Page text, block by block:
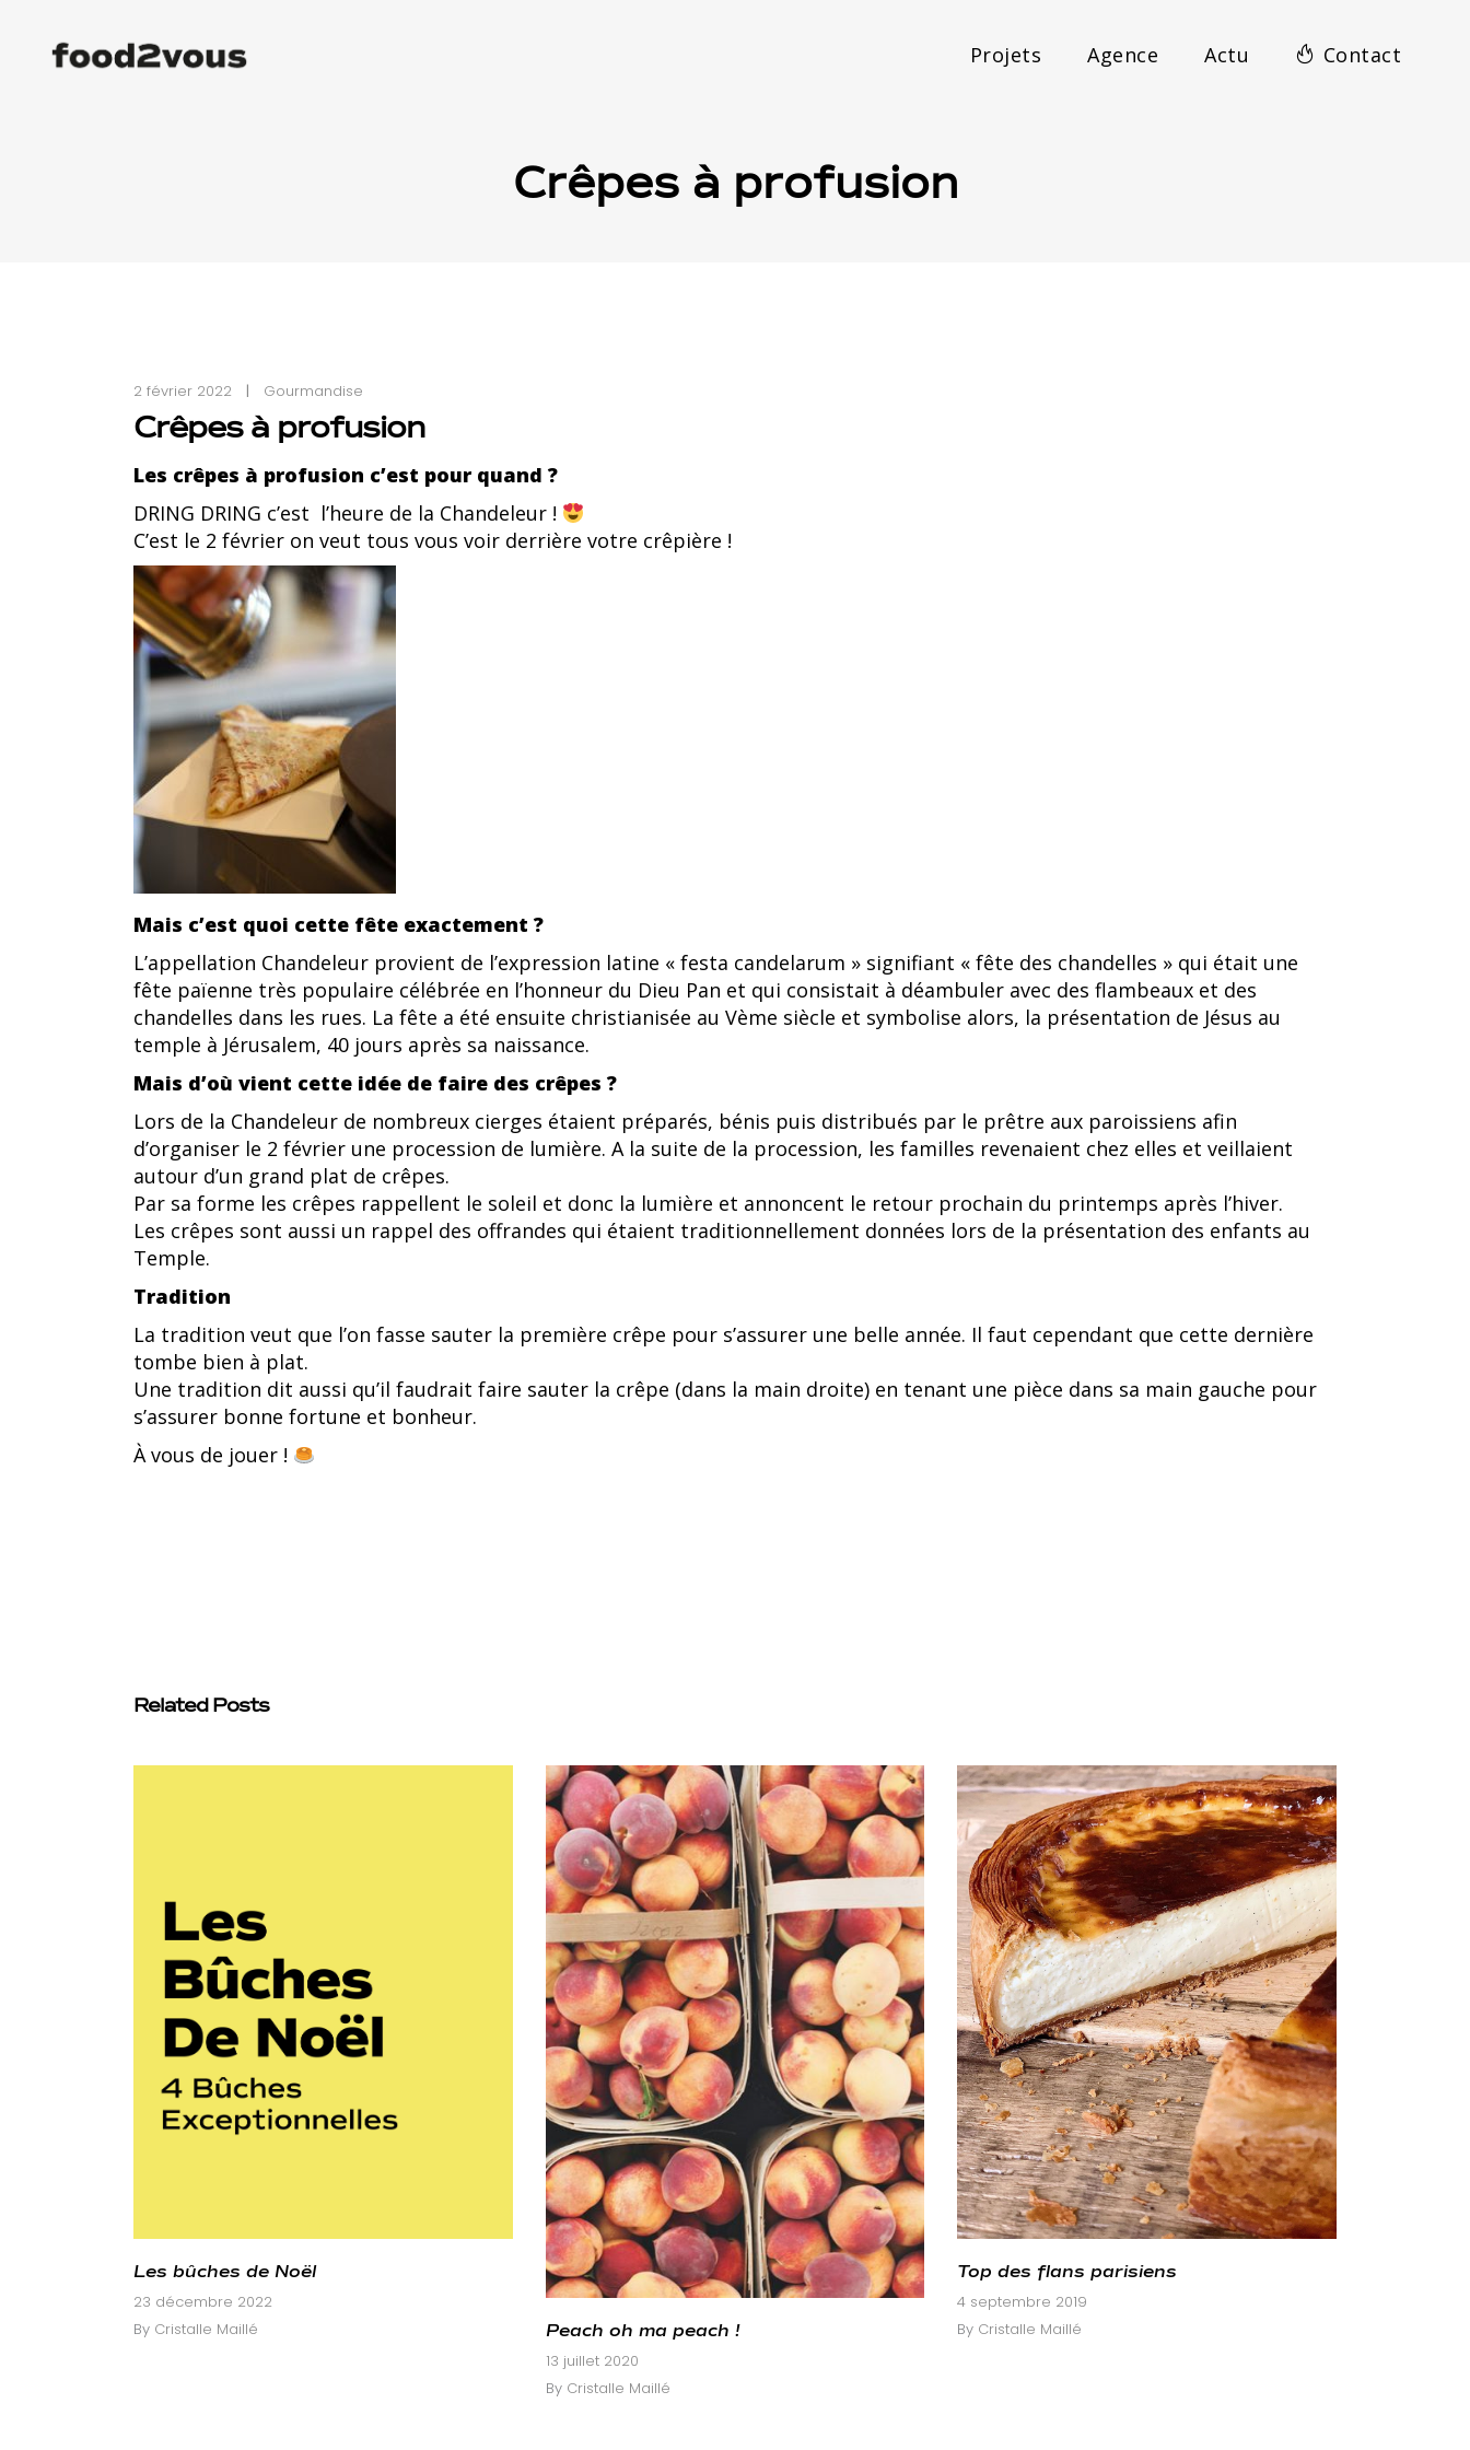
Projets Agence Actu Contact
Crêpes à profusion
2 février 2022 Gourmandise
Crêpes à profusion
Les crêpes à profusion c’est pour quand ?
DRING DRING c’est l’heure de la Chandeleur !
C’est le 2 février on veut tous vous voir derrière votre crêpière !
Mais c’est quoi cette fête exactement ?
L’appellation Chandeleur provient de l’expression latine « festa candelarum » signifiant « fête des chandelles » qui était une
fête païenne très populaire célébrée en l’honneur du Dieu Pan et qui consistait à déambuler avec des flambeaux et des
chandelles dans les rues. La fête a été ensuite christianisée au Vème siècle et symbolise alors, la présentation de Jésus au
temple à Jérusalem, 40 jours après sa naissance.
Mais d’où vient cette idée de faire des crêpes ?
Lors de la Chandeleur de nombreux cierges étaient préparés, bénis puis distribués par le prêtre aux paroissiens afin
d’organiser le 2 février une procession de lumière. A la suite de la procession, les familles revenaient chez elles et veillaient
autour d’un grand plat de crêpes.
Par sa forme les crêpes rappellent le soleil et donc la lumière et annoncent le retour prochain du printemps après l’hiver.
Les crêpes sont aussi un rappel des offrandes qui étaient traditionnellement données lors de la présentation des enfants au
Temple.
Tradition
La tradition veut que l’on fasse sauter la première crêpe pour s’assurer une belle année. Il faut cependant que cette dernière
tombe bien à plat.
Une tradition dit aussi qu’il faudrait faire sauter la crêpe (dans la main droite) en tenant une pièce dans sa main gauche pour
s’assurer bonne fortune et bonheur.
À vous de jouer !
Related Posts
Les bûches de Noël
23 décembre 2022
By Cristalle Maillé Peach oh ma peach !
13 juillet 2020
By Cristalle Maillé
Top des flans parisiens
4 septembre 2019
By Cristalle Maillé